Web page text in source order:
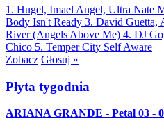
1. Hugel, Imael Angel, Ultra Nate
Body Isn't Ready 3. David Guetta,
River (Angels Above Me) 4. DJ
Chico 5. Temper City Self Aware
Zobacz Głosuj »
Płyta tygodnia
ARIANA GRANDE - Petal 03 -